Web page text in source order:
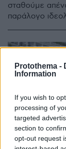
Protothema -
Information
If you wish to
processing of
targeted
section to
opt-out request
σταθούμε
παράλογο